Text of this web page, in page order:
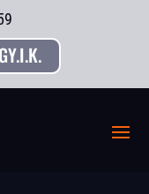
GY.I.K.